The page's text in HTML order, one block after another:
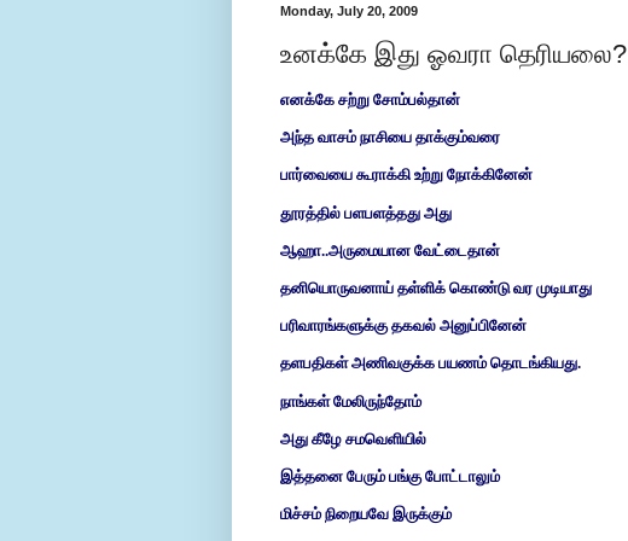
Monday, July 20, 2009
உனக்கே இது ஓவரா தெரியலை?
எனக்கே சற்று சோம்பல்தான்
அந்த வாசம் நாசியை தாக்கும்வரை
பார்வையை கூராக்கி உற்று நோக்கினேன்
தூரத்தில் பளபளத்தது அது
ஆஹா..அருமையான வேட்டைதான்
தனியொருவனாய் தள்ளிக் கொண்டு வர முடியாது
பரிவாரங்களுக்கு தகவல் அனுப்பினேன்
தளபதிகள் அணிவகுக்க பயணம் தொடங்கியது.
நாங்கள் மேலிருந்தோம்
அது கீழே சமவெளியில்
இத்தனை பேரும் பங்கு போட்டாலும்
மிச்சம் நிறையவே இருக்கும்